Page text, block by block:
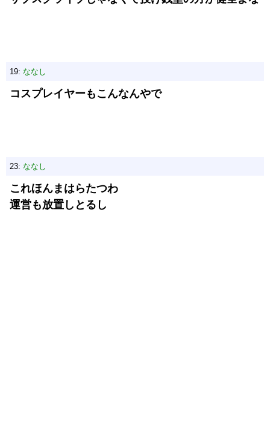
19: ななし
コスプレイヤーもこんなんやで
23: ななし
これほんまはらたつわ
運営も放置しとるし